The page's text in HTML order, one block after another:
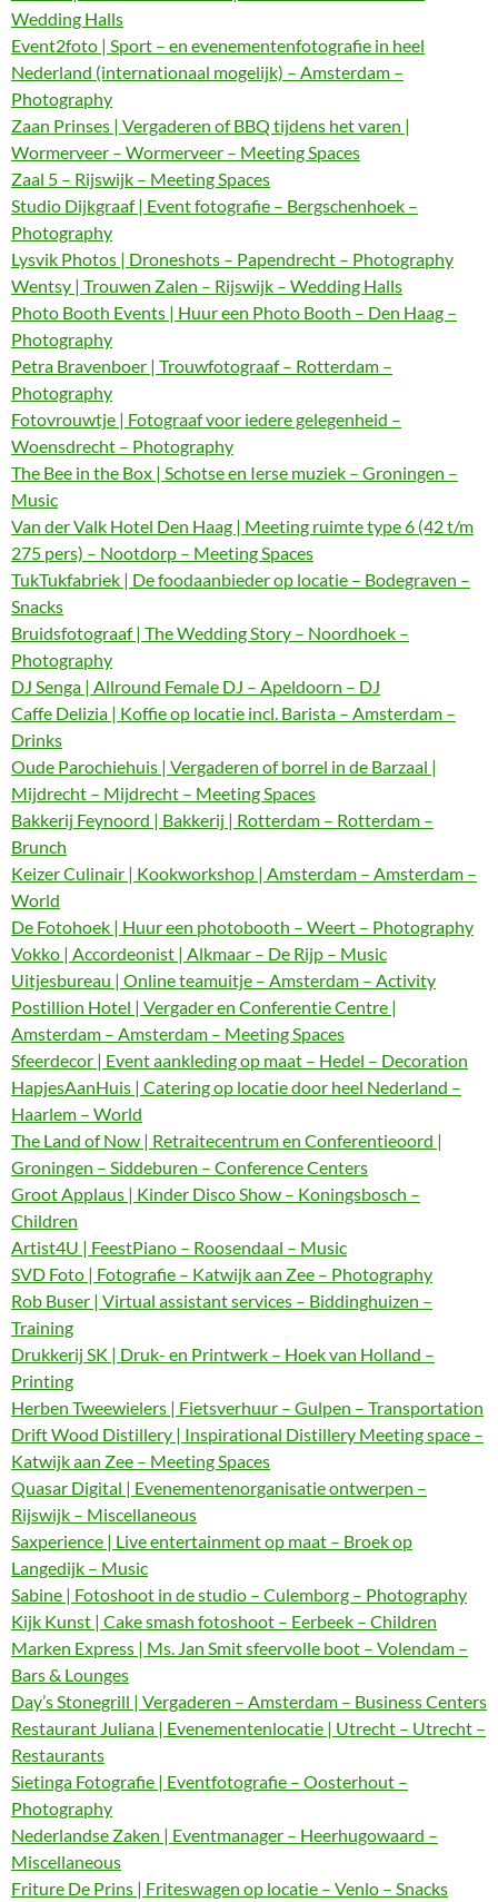
Wedding Halls
Event2foto | Sport – en evenementenfotografie in heel
Nederland (internationaal mogelijk) – Amsterdam –
Photography
Zaan Prinses | Vergaderen of BBQ tijdens het varen |
Wormerveer – Wormerveer – Meeting Spaces
Zaal 5 – Rijswijk – Meeting Spaces
Studio Dijkgraaf | Event fotografie – Bergschenhoek –
Photography
Lysvik Photos | Droneshots – Papendrecht – Photography
Wentsy | Trouwen Zalen – Rijswijk – Wedding Halls
Photo Booth Events | Huur een Photo Booth – Den Haag –
Photography
Petra Bravenboer | Trouwfotograaf – Rotterdam –
Photography
Fotovrouwtje | Fotograaf voor iedere gelegenheid –
Woensdrecht – Photography
The Bee in the Box | Schotse en Ierse muziek – Groningen –
Music
Van der Valk Hotel Den Haag | Meeting ruimte type 6 (42 t/m
275 pers) – Nootdorp – Meeting Spaces
TukTukfabriek | De foodaanbieder op locatie – Bodegraven –
Snacks
Bruidsfotograaf | The Wedding Story – Noordhoek –
Photography
DJ Senga | Allround Female DJ – Apeldoorn – DJ
Caffe Delizia | Koffie op locatie incl. Barista – Amsterdam –
Drinks
Oude Parochiehuis | Vergaderen of borrel in de Barzaal |
Mijdrecht – Mijdrecht – Meeting Spaces
Bakkerij Feynoord | Bakkerij | Rotterdam – Rotterdam –
Brunch
Keizer Culinair | Kookworkshop | Amsterdam – Amsterdam –
World
De Fotohoek | Huur een photobooth – Weert – Photography
Vokko | Accordeonist | Alkmaar – De Rijp – Music
Uitjesbureau | Online teamuitje – Amsterdam – Activity
Postillion Hotel | Vergader en Conferentie Centre |
Amsterdam – Amsterdam – Meeting Spaces
Sfeerdecor | Event aankleding op maat – Hedel – Decoration
HapjesAanHuis | Catering op locatie door heel Nederland –
Haarlem – World
The Land of Now | Retraitecentrum en Conferentieoord |
Groningen – Siddeburen – Conference Centers
Groot Applaus | Kinder Disco Show – Koningsbosch –
Children
Artist4U | FeestPiano – Roosendaal – Music
SVD Foto | Fotografie – Katwijk aan Zee – Photography
Rob Buser | Virtual assistant services – Biddinghuizen –
Training
Drukkerij SK | Druk- en Printwerk – Hoek van Holland –
Printing
Herben Tweewielers | Fietsverhuur – Gulpen – Transportation
Drift Wood Distillery | Inspirational Distillery Meeting space –
Katwijk aan Zee – Meeting Spaces
Quasar Digital | Evenementenorganisatie ontwerpen –
Rijswijk – Miscellaneous
Saxperience | Live entertainment op maat – Broek op
Langedijk – Music
Sabine | Fotoshoot in de studio – Culemborg – Photography
Kijk Kunst | Cake smash fotoshoot – Eerbeek – Children
Marken Express | Ms. Jan Smit sfeervolle boot – Volendam –
Bars & Lounges
Day’s Stonegrill | Vergaderen – Amsterdam – Business Centers
Restaurant Juliana | Evenementenlocatie | Utrecht – Utrecht –
Restaurants
Sietinga Fotografie | Eventfotografie – Oosterhout –
Photography
Nederlandse Zaken | Eventmanager – Heerhugowaard –
Miscellaneous
Friture De Prins | Friteswagen op locatie – Venlo – Snacks